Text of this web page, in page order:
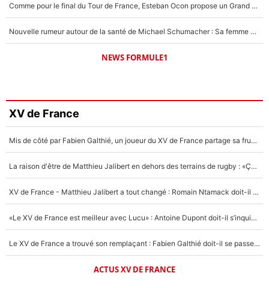
Comme pour le final du Tour de France, Esteban Ocon propose un Grand Prix de Formule 1 à Paris : «Autour de l’Arc de Triomphe, ce serait génial» !
Nouvelle rumeur autour de la santé de Michael Schumacher : Sa femme Corinna sort du silence
NEWS FORMULE1
XV de France
Mis de côté par Fabien Galthié, un joueur du XV de France partage sa frustration : «ils ne me l’ont pas dit tout de suite»
La raison d'être de Matthieu Jalibert en dehors des terrains de rugby : «Ça m'atteint autant que si tu touches à un membre de ma famille»
XV de France - Matthieu Jalibert a tout changé : Romain Ntamack doit-il s’inquiéter pour sa place à un an de la Coupe du monde ?
«Le XV de France est meilleur avec Lucu» : Antoine Dupont doit-il s’inquiéter pour sa place ?
Le XV de France a trouvé son remplaçant : Fabien Galthié doit-il se passer d'Antoine Dupont ?
ACTUS XV DE FRANCE